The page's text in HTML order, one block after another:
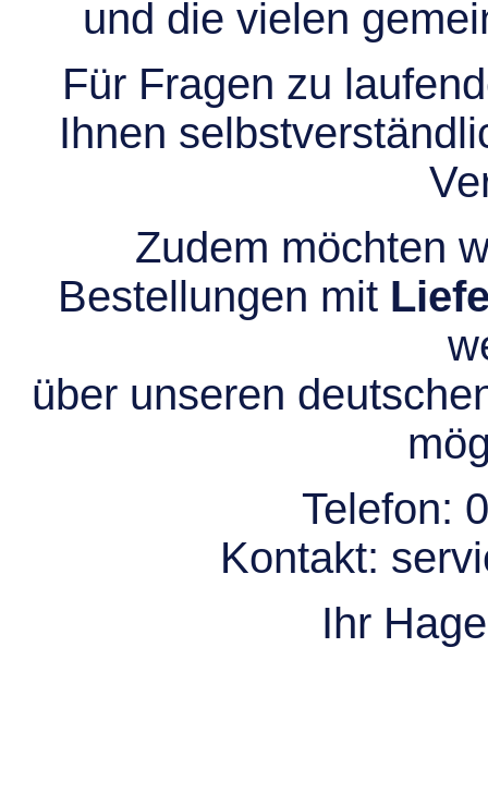
und die vielen
Für Fragen zu
Ihnen
Zudem möchten
Bestellungen mit
über unseren
Telefon:
Kontakt:
Ihr